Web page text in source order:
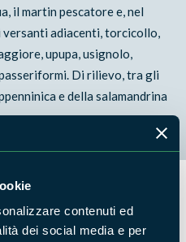
contenuti ed
dei social media e per
il martin pescatore e, nel
versanti adiacenti, torcicollo,
upupa, usignolo,
Di rilievo, tra gli
e della salamandrina